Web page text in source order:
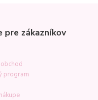
pre zákazníkov
program